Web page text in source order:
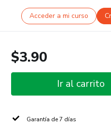
Acceder a mi curso
$3.90
Ir al carrito
Garantía de 7 días